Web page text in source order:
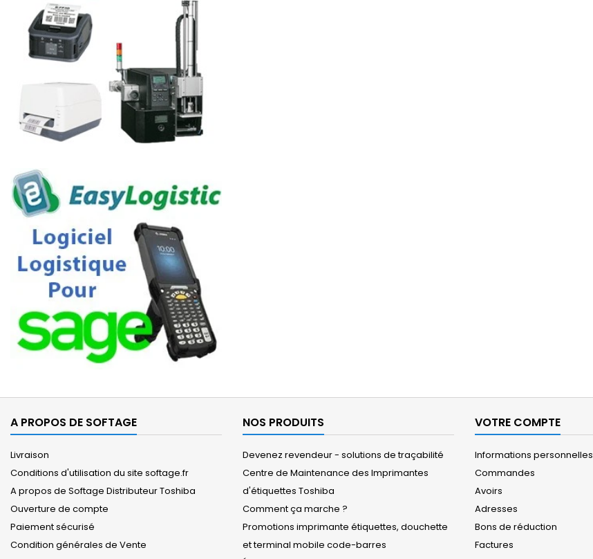
A PROPOS DE SOFTAGE
Livraison
Conditions d'utilisation du site softage.fr
A propos de Softage Distributeur Toshiba
Ouverture de compte
Paiement sécurisé
Condition générales de Vente
NOS PRODUITS
Devenez revendeur - solutions de traçabilité
Centre de Maintenance des Imprimantes
d'étiquettes Toshiba
Comment ça marche ?
Promotions imprimante étiquettes, douchette
et terminal mobile code-barres
VOTRE COMPTE
Informations personnelles
Commandes
Avoirs
Adresses
Bons de réduction
Factures